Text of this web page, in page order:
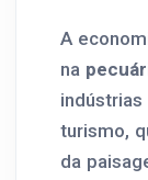
A
na
turismo,
da